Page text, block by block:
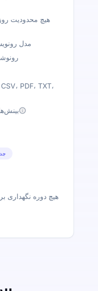
هیچ محدودیت
مدل
رونوشت در ۶۳
هیچ دوره نگهداری